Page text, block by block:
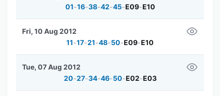
01-16-38-42-45-E09-E10
11-17-21-48-50-E09-E10
Fri, 10 Aug 2012
20-27-34-46-50-E02-E03
Tue, 07 Aug 2012